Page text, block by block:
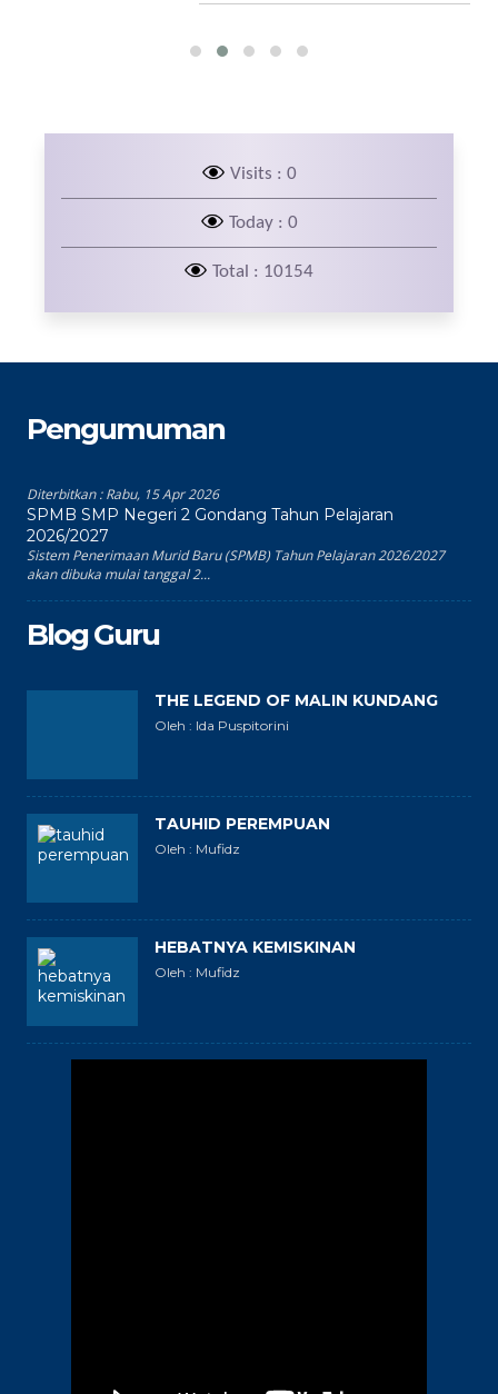
Visits : 0
Today : 0
Total : 10154
Pengumuman
Diterbitkan :Rabu, 15 Apr 2026
SPMB SMP Negeri 2 Gondang Tahun Pelajaran
2026/2027
Sistem Penerimaan Murid Baru (SPMB) Tahun Pelajaran 2026/2027
akan dibuka mulai tanggal 2...
Blog Guru
THE LEGEND OF MALIN KUNDANG
Oleh : Ida Puspitorini
TAUHID PEREMPUAN
Oleh : Mufidz
HEBATNYA KEMISKINAN
Oleh : Mufidz